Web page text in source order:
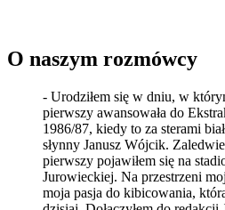
O naszym rozmówcy
- Urodziłem się w dniu, w
pierwszy awansowała do
1986/87, kiedy to za sterami
słynny Janusz Wójcik.
pierwszy pojawiłem się na
Jurowieckiej. Na przestrzeni
moja pasja do kibicowania,